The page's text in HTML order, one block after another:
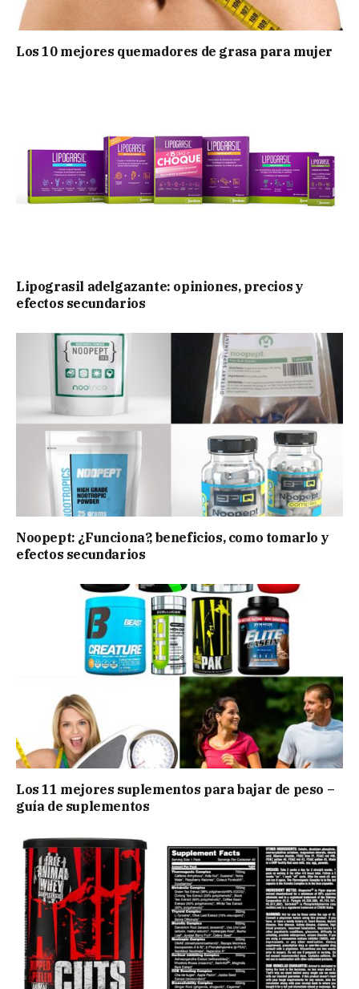
Los 10 mejores quemadores de grasa para mujer
Lipograsil adelgazante: opiniones, precios y
efectos secundarios
Noopept: ¿Funciona?, beneficios, como tomarlo y
efectos secundarios
Los 11 mejores suplementos para bajar de peso –
guía de suplementos